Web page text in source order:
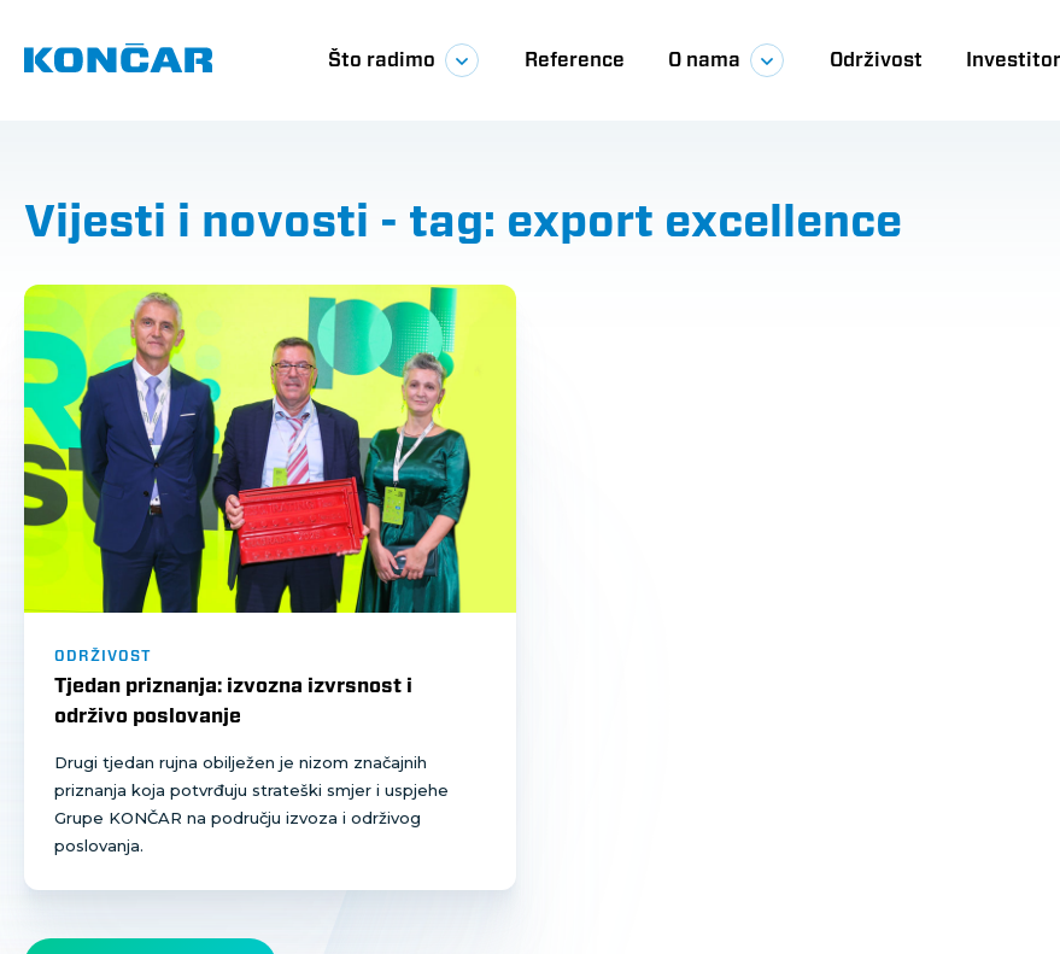
glavni
sadržaj
Glavna
Što radimo Reference O nama Održivost
Vijesti i novosti - tag: export excellence
ODRŽIVOST
Tjedan priznanja: izvozna izvrsnost i
održivo poslovanje
Drugi tjedan rujna obilježen je nizom značajnih
priznanja koja potvrđuju strateški smjer i uspjehe
Grupe KONČAR na području izvoza i održivog
poslovanja.